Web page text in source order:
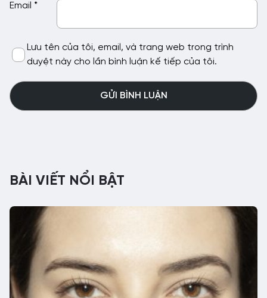
Email *
Lưu tên của tôi, email, và trang web trong trình
duyệt này cho lần bình luận kế tiếp của tôi.
BÀI VIẾT NỔI BẬT